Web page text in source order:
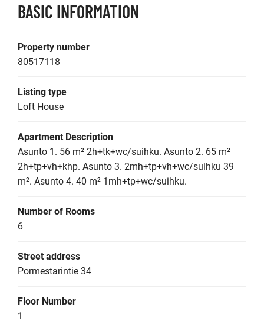
BASIC INFORMATION
Property number
80517118
Listing type
Loft House
Apartment Description
Asunto 1. 56 m² 2h+tk+wc/suihku. Asunto 2. 65 m²
2h+tp+vh+khp. Asunto 3. 2mh+tp+vh+wc/suihku 39
m². Asunto 4. 40 m² 1mh+tp+wc/suihku.
Number of Rooms
6
Street address
Pormestarintie 34
Floor Number
1